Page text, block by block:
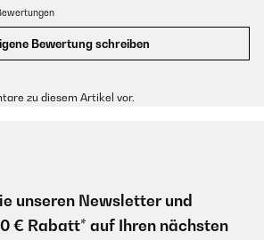
Bewertung schreiben
zu diesem Artikel vor.
unseren Newsletter und
€ Rabatt* auf Ihren nächsten